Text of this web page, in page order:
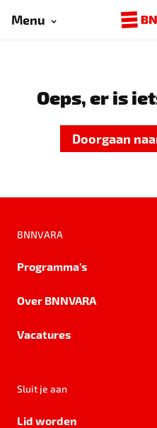
Menu
Oeps, er is
Doorgaan
BNNVARA
Programma's
Over BNNVARA
Vacatures
Sluit je aan
Lid worden